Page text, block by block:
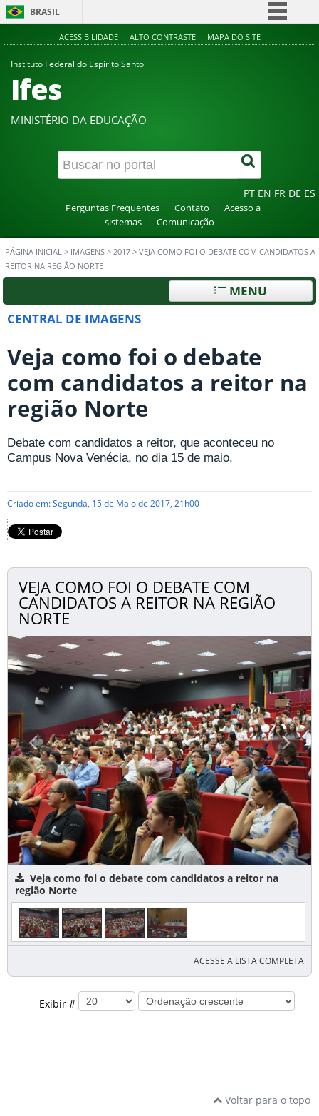
BRASIL
Simplifique!
Canais
ACESSIBILIDADE ALTO CONTRASTE MAPA DO SITE
Instituto Federal do Espírito Santo
Ifes
MINISTÉRIO DA EDUCAÇÃO
PT EN FR DE ES
Perguntas Frequentes Contato
Acesso a
sistemas
Comunicação
PÁGINA INICIAL > IMAGENS > 2017 > VEJA COMO FOI O DEBATE COM CANDIDATOS A
REITOR NA REGIÃO NORTE
MENU
CENTRAL DE IMAGENS
Veja como foi o debate
com candidatos a reitor na
região Norte
Debate com candidatos a reitor, que aconteceu no
Campus Nova Venécia, no dia 15 de maio.
Criado em: Segunda, 15 de Maio de 2017, 21h00
VEJA COMO FOI O DEBATE COM
CANDIDATOS A REITOR NA REGIÃO
NORTE
Veja como foi o debate com candidatos a reitor na
região Norte
ACESSE A LISTA COMPLETA
Exibir #
Voltar para o topo